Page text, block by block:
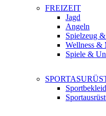
FREIZEIT
Jagd
Angeln
Spielzeug
Wellness &
Spiele &